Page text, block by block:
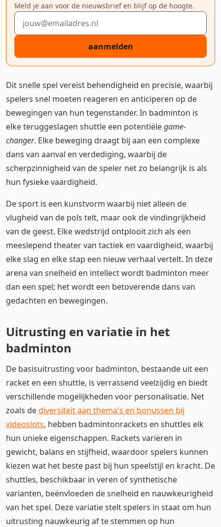
Meld je aan voor de nieuwsbrief en blijf op de hoogte.
E-mailadres
aanmelden
Dit snelle spel vereist behendigheid en precisie, waarbij
spelers snel moeten reageren en anticiperen op de
bewegingen van hun tegenstander. In badminton is
elke teruggeslagen shuttle een potentiëlegame-
changer. Elke beweging draagt bij aan een complexe
dans van aanval en verdediging, waarbij de
scherpzinnigheid van de speler net zo belangrijk is als
hun fysieke vaardigheid.
De sport is een kunstvorm waarbij niet alleen de
vlugheid van de pols telt, maar ook de vindingrijkheid
van de geest. Elke wedstrijd ontplooit zich als een
meeslepend theater van tactiek en vaardigheid, waarbij
elke slag en elke stap een nieuw verhaal vertelt. In deze
arena van snelheid en intellect wordt badminton meer
dan een spel; het wordt een betoverende dans van
gedachten en bewegingen.
Uitrusting en variatie in het
badminton
De basisuitrusting voor badminton, bestaande uit een
racket en een shuttle, is verrassend veelzijdig en biedt
verschillende mogelijkheden voor personalisatie. Net
zoals dediversiteit aan thema's en bonussen bij
videoslots, hebben badmintonrackets en shuttles elk
hun unieke eigenschappen. Rackets variëren in
gewicht, balans en stijfheid, waardoor spelers kunnen
kiezen wat het beste past bij hun speelstijl en kracht. De
shuttles, beschikbaar in veren of synthetische
varianten, beënvloeden de snelheid en nauwkeurigheid
van het spel. Deze variatie stelt spelers in staat om hun
uitrusting nauwkeurig af te stemmen op hun